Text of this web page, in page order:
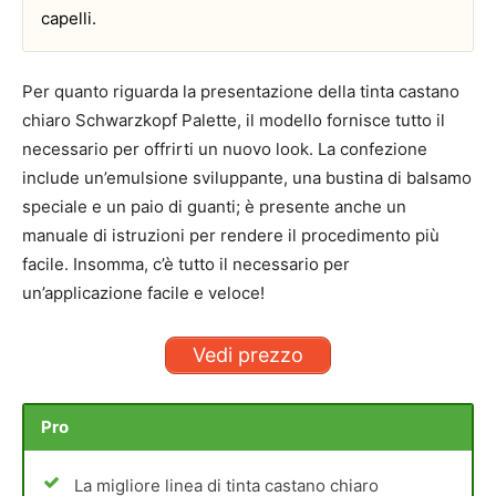
capelli.
Per quanto riguarda la presentazione della tinta castano
chiaro Schwarzkopf Palette, il modello fornisce tutto il
necessario per offrirti un nuovo look. La confezione
include un’emulsione sviluppante, una bustina di balsamo
speciale e un paio di guanti; è presente anche un
manuale di istruzioni per rendere il procedimento più
facile. Insomma, c’è tutto il necessario per
un’applicazione facile e veloce!
Vedi prezzo
Pro
La migliore linea di tinta castano chiaro